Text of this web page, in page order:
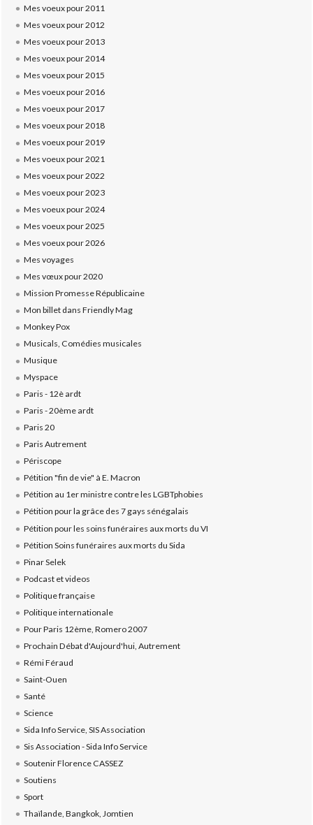
Mes voeux pour 2011
Mes voeux pour 2012
Mes voeux pour 2013
Mes voeux pour 2014
Mes voeux pour 2015
Mes voeux pour 2016
Mes voeux pour 2017
Mes voeux pour 2018
Mes voeux pour 2019
Mes voeux pour 2021
Mes voeux pour 2022
Mes voeux pour 2023
Mes voeux pour 2024
Mes voeux pour 2025
Mes voeux pour 2026
Mes voyages
Mes vœux pour 2020
Mission Promesse Républicaine
Mon billet dans Friendly Mag
Monkey Pox
Musicals, Comédies musicales
Musique
Myspace
Paris - 12è ardt
Paris - 20ème ardt
Paris 20
Paris Autrement
Périscope
Pétition "fin de vie" à E. Macron
Pétition au 1er ministre contre les LGBTphobies
Pétition pour la grâce des 7 gays sénégalais
Pétition pour les soins funéraires aux morts du VI
Pétition Soins funéraires aux morts du Sida
Pinar Selek
Podcast et videos
Politique française
Politique internationale
Pour Paris 12ème, Romero 2007
Prochain Débat d'Aujourd'hui, Autrement
Rémi Féraud
Saint-Ouen
Santé
Science
Sida Info Service, SIS Association
Sis Association - Sida Info Service
Soutenir Florence CASSEZ
Soutiens
Sport
Thaïlande, Bangkok, Jomtien